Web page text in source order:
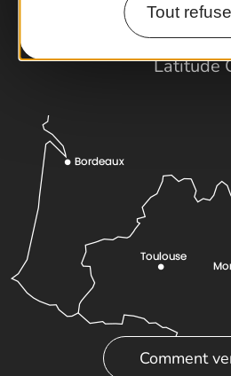
Tout
Cartoguides et
Latitude
Comment